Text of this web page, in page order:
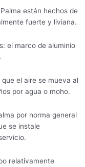
están hechos de
fuerte y liviana.
el marco de aluminio
el aire se mueva al
por agua o moho.
por norma general
se instale
relativamente